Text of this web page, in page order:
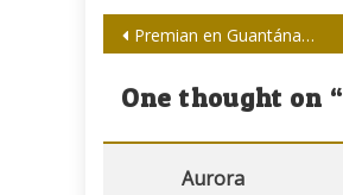
Navegación
de
Premian en Guantánamo concurso provincial de periodismo Marco Antonio Charón
One thought on “
Aurora